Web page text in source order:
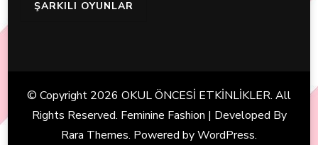
ŞARKILI OYUNLAR
© Copyright 2026 OKUL ÖNCESİ ETKİNLİKLER. All
Rights Reserved. Feminine Fashion | Developed By
Rara Themes. Powered byWordPress.